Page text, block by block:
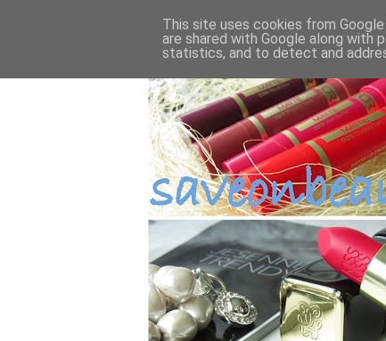
This site uses cookies from
are shared with Google along with
statistics, and to detect and